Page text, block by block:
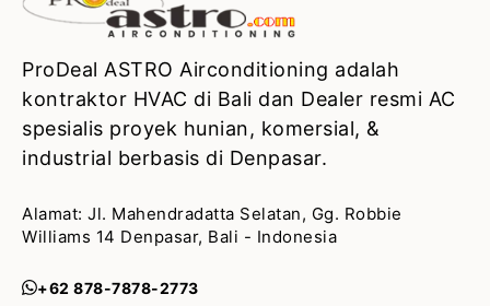
ProDeal ASTRO Airconditioning adalah
kontraktor HVAC di Bali dan Dealer resmi AC
spesialis proyek hunian, komersial, &
industrial berbasis di Denpasar.
Alamat: Jl. Mahendradatta Selatan, Gg. Robbie
Williams 14 Denpasar, Bali - Indonesia
+62 878-7878-2773